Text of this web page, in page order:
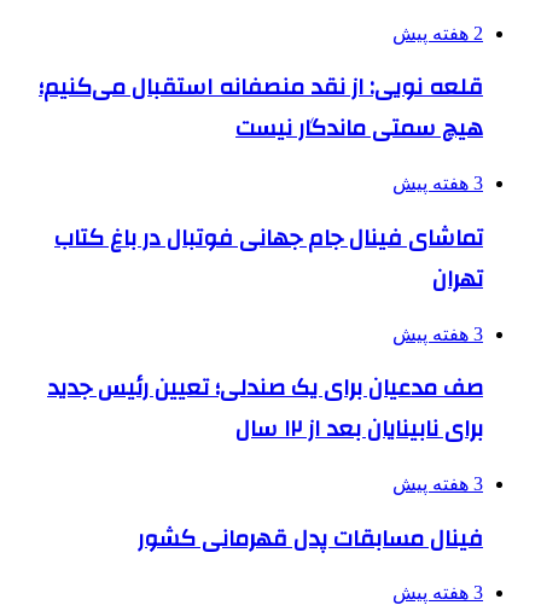
2 هفته پیش
قلعه نویی: از نقد منصفانه استقبال می‌کنیم؛
هیچ سمتی ماندگار نیست
3 هفته پیش
تماشای فینال جام جهانی فوتبال در باغ کتاب
تهران
3 هفته پیش
صف مدعیان برای یک صندلی؛ تعیین رئیس جدید
برای نابینایان بعد از ۱۲ سال
3 هفته پیش
فینال مسابقات پدل قهرمانی کشور
3 هفته پیش